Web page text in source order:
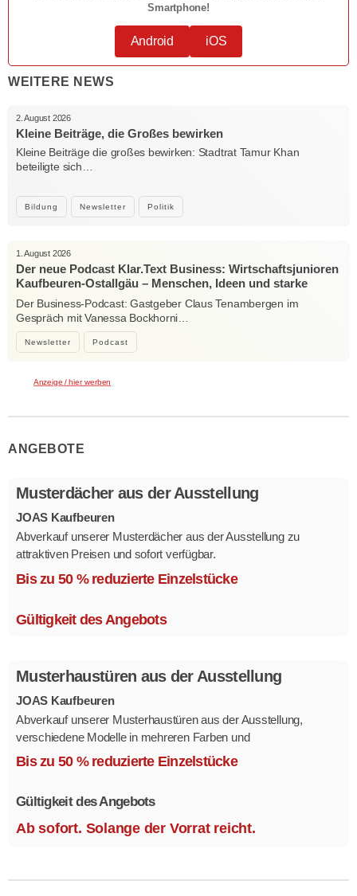
Smartphone!
Android iOS
WEITERE NEWS
Bildung Newsletter Politik
2. August 2026
Kleine Beiträge, die Großes bewirken
Kleine Beiträge die großes bewirken: Stadtrat Tamur Khan
beteiligte sich…
Newsletter Podcast
1. August 2026
Der neue Podcast Klar.Text Business: Wirtschaftsjunioren
Kaufbeuren-Ostallgäu – Menschen, Ideen und starke
Verbindungen
Der Business-Podcast: Gastgeber Claus Tenambergen im
Gespräch mit Vanessa Bockhorni…
Anzeige / hier werben
ANGEBOTE
Musterdächer aus der Ausstellung
JOAS Kaufbeuren
Abverkauf unserer Musterdächer aus der Ausstellung zu
attraktiven Preisen und sofort verfügbar.
Mehrere Modelle in verschiedenen Ausführungen.
Bis zu 50 % reduzierte Einzelstücke
Gültigkeit des Angebots
Musterhaustüren aus der Ausstellung
JOAS Kaufbeuren
Abverkauf unserer Musterhaustüren aus der Ausstellung,
verschiedene Modelle in mehreren Farben und
Ausstattungsvarianten.
Bis zu 50 % reduzierte Einzelstücke
Gültigkeit des Angebots
Ab sofort. Solange der Vorrat reicht.